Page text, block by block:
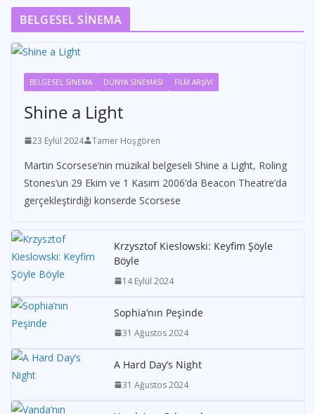
BELGESEL SİNEMA
BELGESEL SİNEMA DÜNYA SİNEMASI FİLM ARŞİVİ
Shine a Light
23 Eylül 2024 Tamer Hoşgören
Martin Scorsese‘nin müzikal belgeseli Shine a Light, Roling
Stones‘un 29 Ekim ve 1 Kasım 2006’da Beacon Theatre’da
gerçekleştirdiği konserde Scorsese
Krzysztof Kieslowski: Keyfim Şöyle
Böyle
14 Eylül 2024
Sophia’nın Peşinde
31 Ağustos 2024
A Hard Day’s Night
31 Ağustos 2024